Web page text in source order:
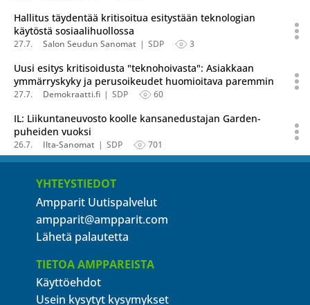
Hallitus täydentää kritisoitua esitystään teknologian
käytöstä sosiaalihuollossa
27.7. Salon Seudun Sanomat SDP 3
Uusi esitys kritisoidusta "teknohoivasta": Asiakkaan
ymmärryskyky ja perusoikeudet huomioitava paremmin
27.7. Demokraatti.fi SDP 60
IL: Liikuntaneuvosto koolle kansanedustajan Garden-
puheiden vuoksi
26.7. Ilta-Sanomat SDP 701
YHTEYSTIEDOT
Ampparit Uutispalvelut
ampparit@ampparit.com
Lähetä palautetta
TIETOA AMPPAREISTA
Käyttöehdot
Usein kysytyt kysymykset